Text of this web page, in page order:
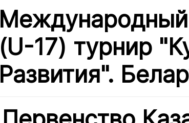
(U-17) турнир
Развития".